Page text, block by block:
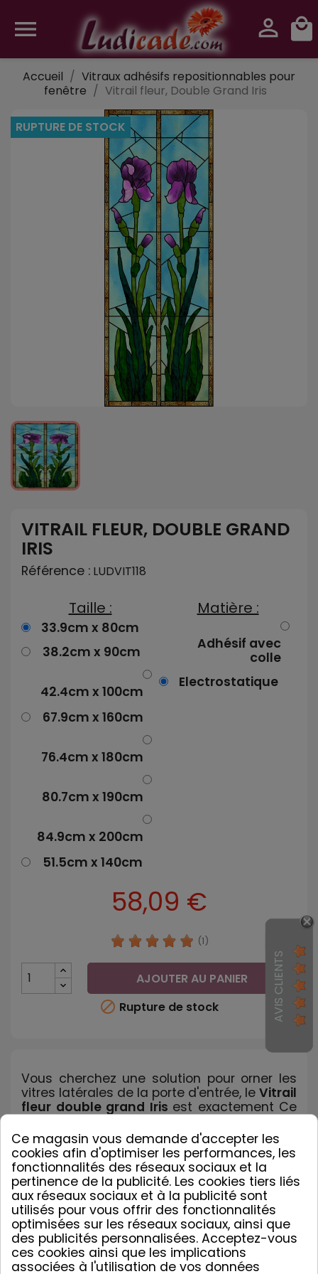
 local_mall
person_outline
Accueil
Vitraux adhésifs repositionnables pour
fenêtre
Vitrail fleur, Double Grand Iris
RUPTURE DE STOCK
VITRAIL FLEUR, DOUBLE GRAND
IRIS
Référence : LUDVIT118
Taille :
33.9cm x 80cm
38.2cm x 90cm
42.4cm x 100cm
67.9cm x 160cm
76.4cm x 180cm
80.7cm x 190cm
84.9cm x 200cm
51.5cm x 140cm
Matière :
Adhésif avec
colle
Electrostatique
58,09 €
(1)
AJOUTER AU PANIER
 Rupture de stock
Vous cherchez une solution pour orner les
vitres latérales de la porte d'entrée, le Vitrail
fleur double grand Iris est exactement Ce
Livraison gratuite dès 20€ d'achat
Délai moyen de livraison de 2 à 5 jours ouvrés
Description Vitrail fleur, Double
AVIS CLIENTS
Ce magasin vous demande d'accepter les
cookies afin d'optimiser les performances, les
fonctionnalités des réseaux sociaux et la
pertinence de la publicité. Les cookies tiers liés
aux réseaux sociaux et à la publicité sont
utilisés pour vous offrir des fonctionnalités
optimisées sur les réseaux sociaux, ainsi que
des publicités personnalisées. Acceptez-vous
ces cookies ainsi que les implications
associées à l'utilisation de vos données